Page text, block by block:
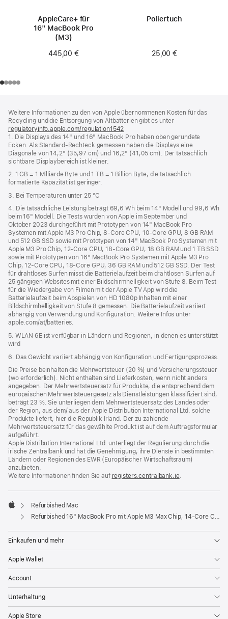
AppleCare+ für
16" MacBook Pro
(M3)
445,00 €
Poliertuch
25,00 €
Weitere Informationen zu den von Apple übernommenen Kosten für das
Recycling und die Entsorgung von Altbatterien gibt es unter
regulatoryinfo.apple.com/regulation1542
ein
neues
Fenster)
1. Die Displays des 14" und 16" MacBook Pro haben oben gerundete
Ecken. Als Standard-Rechteck gemessen haben die Displays eine
Diagonale von 14,2" (35,97 cm) und 16,2" (41,05 cm). Der tatsächlich
sichtbare Displaybereich ist kleiner.
2. 1 GB = 1 Milliarde Byte und 1 TB = 1 Billion Byte, die tatsächlich
formatierte Kapazität ist geringer.
3. Bei Temperaturen unter 25 °C
4. Die tatsächliche Leistung beträgt 69,6 Wh beim 14" Modell und 99,6 Wh
beim 16" Modell. Die Tests wurden von Apple im September und
Oktober 2023 durchgeführt mit Prototypen von 14" MacBook Pro
Systemen mit Apple M3 Pro Chip, 8‑Core CPU, 10‑Core GPU, 8 GB RAM
und 512 GB SSD sowie mit Prototypen von 14" MacBook Pro Systemen mit
Apple M3 Pro Chip, 12‑Core CPU, 18‑Core GPU, 18 GB RAM und 1 TB SSD
sowie mit Prototypen von 16" MacBook Pro Systemen mit Apple M3 Pro
Chip, 12‑Core CPU, 18‑Core GPU, 36 GB RAM und 512 GB SSD. Der Test
für drahtloses Surfen misst die Batterielaufzeit beim drahtlosen Surfen auf
25 gängigen Websites mit einer Bildschirmhelligkeit von Stufe 8. Beim Test
für die Wiedergabe von Filmen mit der Apple TV App wird die
Batterielaufzeit beim Abspielen von HD 1080p Inhalten mit einer
Bildschirmhelligkeit von Stufe 8 gemessen. Die Batterielaufzeit variiert
abhängig von Verwendung und Konfiguration. Weitere Infos unter
apple.com/at/batteries.
5. WLAN 6E ist verfügbar in Ländern und Regionen, in denen es unterstützt
wird
6. Das Gewicht variiert abhängig von Konfiguration und Fertigungsprozess.
Die Preise beinhalten die Mehrwertsteuer (20 %) und Versicherungssteuer
(wo erforderlich). Nicht enthalten sind Lieferkosten, wenn nicht anders
angegeben. Der Mehrwertsteuersatz für Produkte, die entsprechend dem
europäischen Mehrwertsteuergesetz als Dienstleistungen klassifiziert sind,
beträgt 23 %. Sie unterliegen dem Mehrwertsteuersatz des Landes oder
der Region, aus dem/ aus der Apple Distribution International Ltd. solche
Produkte liefert, hier die Republik Irland. Der zu zahlende
Mehrwertsteuersatz für das gewählte Produkt ist auf dem Auftragsformular
aufgeführt.
Apple Distribution International Ltd. unterliegt der Regulierung durch die
irische Zentralbank und hat die Genehmigung, ihre Dienste in bestimmten
Ländern oder Regionen des EWR (Europäischer Wirtschaftsraum)
anzubieten.
Weitere Informationen finden Sie auf registers.centralbank.ie(Öffnet
neues
.
Apple
Refurbished Mac
Refurbished 16" MacBook Pro mit Apple M3 Max Chip, 14‑Core CPU und 30‑Core GPU - Silber
Einkaufen und mehr
Apple Wallet
Account
Unterhaltung
Apple Store